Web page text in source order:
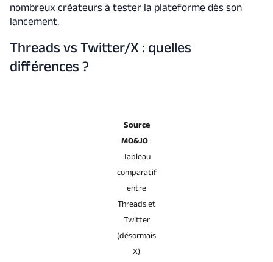
nombreux créateurs à tester la plateforme dès son
lancement.
Threads vs Twitter/X : quelles
différences ?
Source
MO&JO:
Tableau
comparatif
entre
Threads et
Twitter
(désormais
X)